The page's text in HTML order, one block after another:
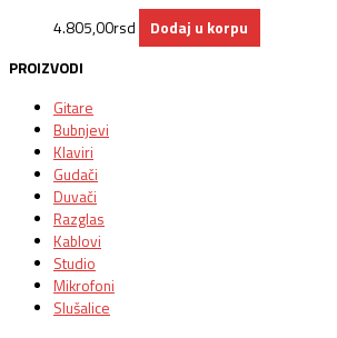
4.805,00rsd
Dodaj u korpu
PROIZVODI
Gitare
Bubnjevi
Klaviri
Gudači
Duvači
Razglas
Kablovi
Studio
Mikrofoni
Slušalice